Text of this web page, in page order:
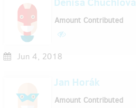
Jun 4, 2018
Amount Contributed
Jan Horák
Amount Contributed